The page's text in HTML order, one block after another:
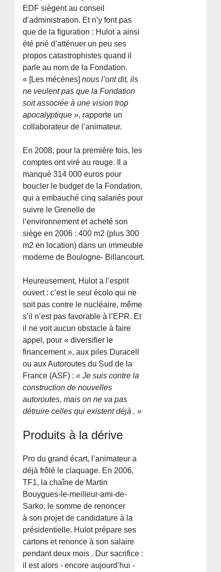
EDF siègent au conseil
d’administration. Et n’y font pas
que de la figuration : Hulot a ainsi
été prié d’atténuer un peu ses
propos catastrophistes quand il
parle au nom de la Fondation.
« [Les mécènes]nous l’ont dit, ils
ne veulent pas que la Fondation
soit associée à une vision trop
apocalyptique », rapporte un
collaborateur de l’animateur.
En 2008, pour la première fois, les
comptes ont viré au rouge. Il a
manqué 314 000 euros pour
boucler le budget de la Fondation,
qui a embauché cinq salariés pour
suivre le Grenelle de
l’environnement et acheté son
siège en 2006 : 400 m2 (plus 300
m2 en location) dans un immeuble
moderne de Boulogne- Billancourt.
Heureusement, Hulot a l’esprit
ouvert : c’est le seul écolo qui ne
soit pas contre le nucléaire, même
s’il n’est pas favorable à l’EPR. Et
il ne voit aucun obstacle à faire
appel, pour « diversifier le
financement », aux piles Duracell
ou aux Autoroutes du Sud de la
France (ASF) :« Je suis contre la
construction de nouvelles
autoroutes, mais on ne va pas
détruire celles qui existent déjà . »
Produits à la dérive
Pro du grand écart, l’animateur a
déjà frôlé le claquage. En 2006,
TF1, la chaîne de Martin
Bouygues-le-meilleur-ami-de-
Sarko, le somme de renoncer
à son projet de candidature à la
présidentielle. Hulot prépare ses
cartons et renonce à son salaire
pendant deux mois . Dur sacrifice :
il est alors - encore aujourd’hui -